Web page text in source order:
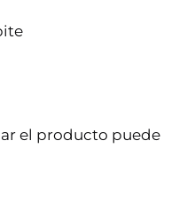
el producto puede